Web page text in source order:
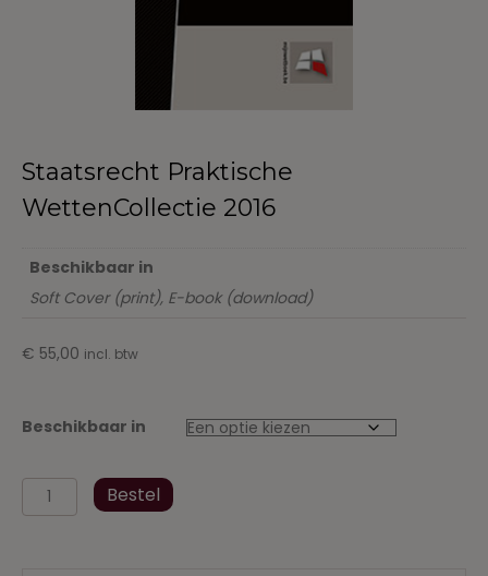
Staatsrecht Praktische
WettenCollectie 2016
Beschikbaar in
Soft Cover (print), E-book (download)
€ 55,00 incl. btw
Beschikbaar in
Staatsrecht
Praktische
Bestel